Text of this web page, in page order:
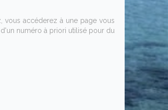
vous accéderez à une page vous
numéro à priori utilisé pour du